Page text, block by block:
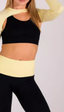
высокой
01 (черный)